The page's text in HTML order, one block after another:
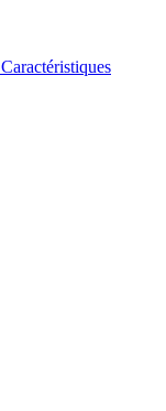
Caractéristiques